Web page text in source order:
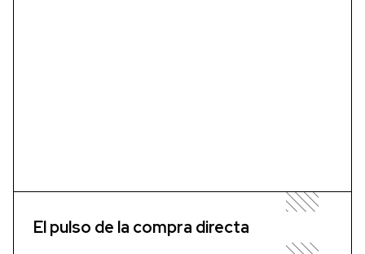
El pulso de la compra directa